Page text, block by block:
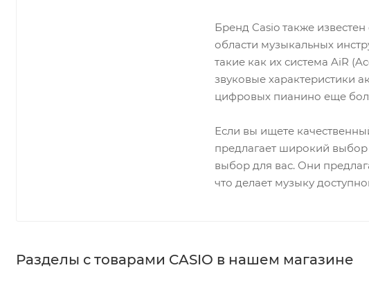
Бренд Casio также
области музыкальных
такие как их система AiR
звуковые характеристики
цифровых пианино еще
Если вы ищете
предлагает широкий
выбор для вас. Они
что делает музыку
Разделы с товарами CASIO в нашем магазине